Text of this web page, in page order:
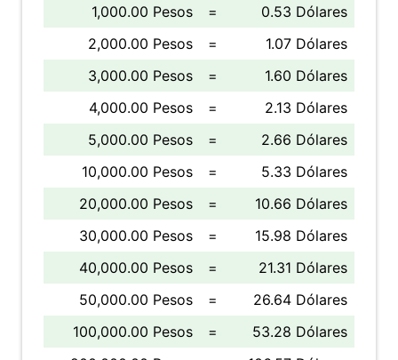
1,000.00 Pesos =
0.53 Dólares
2,000.00 Pesos
=
1.07 Dólares
3,000.00 Pesos
=
1.60 Dólares
4,000.00 Pesos
=
2.13 Dólares
5,000.00 Pesos
=
2.66 Dólares
10,000.00 Pesos
=
5.33 Dólares
20,000.00 Pesos
=
10.66 Dólares
30,000.00 Pesos
=
15.98 Dólares
40,000.00 Pesos
=
21.31 Dólares
50,000.00 Pesos
=
26.64 Dólares
100,000.00 Pesos
=
53.28 Dólares